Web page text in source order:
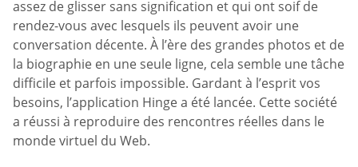
assez de glisser sans signification et qui ont soif de
rendez-vous avec lesquels ils peuvent avoir une
conversation décente. À l’ère des grandes photos et de
la biographie en une seule ligne, cela semble une tâche
difficile et parfois impossible. Gardant à l’esprit vos
besoins, l’application Hinge a été lancée. Cette société
a réussi à reproduire des rencontres réelles dans le
monde virtuel du Web.